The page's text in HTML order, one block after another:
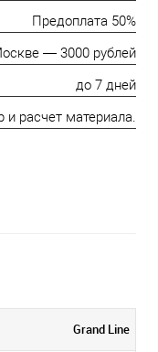
Предоплата 50%
— 3000 рублей
до 7 дней
расчет материала.
Grand Line